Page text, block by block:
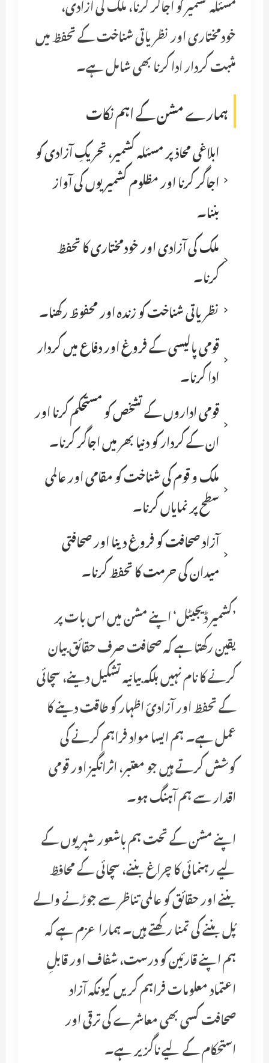
خودمختاری اور نظریاتی شناخت کے تحفظ میں
مثبت کردار ادا کرنا بھی شامل ہے۔
ہمارے مشن کے اہم نکات
ابلاغی محاذ پر مسئلہ کشمیر، تحریکِ آزادی کو
اجاگر کرنا اور مظلوم کشمیریوں کی آواز
بننا۔
ملک کی آزادی اور خودمختاری کا تحفظ
کرنا۔
نظریاتی شناخت کو زندہ اور محفوظ رکھنا۔
قومی پالیسی کے فروغ اور دفاع میں کردار
ادا کرنا۔
قومی اداروں کے تشخص کو مستحکم کرنا اور
ان کے کردار کو دنیا بھر میں اجاگر کرنا۔
ملک و قوم کی شناخت کو مقامی اور عالمی
سطح پر نمایاں کرنا۔
آزاد صحافت کو فروغ دینا اور صحافتی
میدان کی حرمت کا تحفظ کرنا۔
’کشمیر ڈیجیٹل‘ اپنے مشن میں اس بات پر
یقین رکھتا ہے کہ صحافت صرف حقائق بیان
کرنے کا نام نہیں بلکہ بیانیہ تشکیل دینے، سچائی
کے تحفظ اور آزادیٔ اظہار کو طاقت دینے کا
عمل ہے۔ ہم ایسا مواد فراہم کرنے کی
کوشش کرتے ہیں جو معتبر، اثرانگیز اور قومی
اقدار سے ہم آہنگ ہو۔
اپنے مشن کے تحت ہم باشعور شہریوں کے
لیے رہنمائی کا چراغ بننے، سچائی کے محافظ
بننے اور حقائق کو عالمی تناظر سے جوڑنے والے
پُل بننے کی تمنا رکھتے ہیں۔ ہمارا عزم ہے کہ
ہم اپنے قارئین کو درست، شفاف اور قابلِ
اعتماد معلومات فراہم کریں کیونکہ آزاد
صحافت کسی بھی معاشرے کی ترقی اور
استحکام کے لیے ناگزیر ہے۔